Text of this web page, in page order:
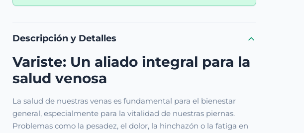
Descripción y Detalles
Variste: Un aliado integral para la
salud venosa
La salud de nuestras venas es fundamental para el bienestar
general, especialmente para la vitalidad de nuestras piernas.
Problemas como la pesadez, el dolor, la hinchazón o la fatiga en